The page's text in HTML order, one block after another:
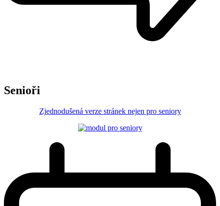
Senioři
Zjednodušená verze stránek nejen pro seniory